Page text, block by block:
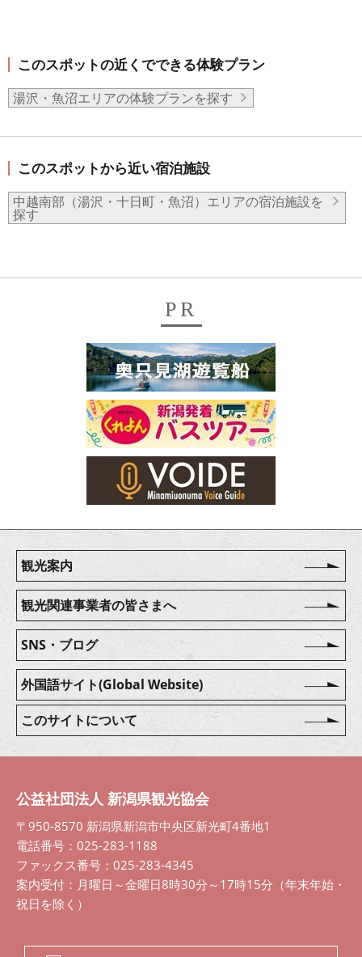
このスポットの近くでできる体験プラン
湯沢・魚沼エリアの体験プランを探す
このスポットから近い宿泊施設
中越南部（湯沢・十日町・魚沼）エリアの宿泊施設を
探す
PR
観光案内
観光関連事業者の皆さまへ
SNS・ブログ
外国語サイト(Global Website)
このサイトについて
公益社団法人 新潟県観光協会
〒950-8570 新潟県新潟市中央区新光町4番地1
電話番号：025-283-1188
ファックス番号：025-283-4345
案内受付：月曜日～金曜日8時30分～17時15分（年末年始・
祝日を除く）